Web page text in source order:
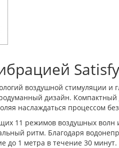
воздушной стимуляции и
дизайн.
наслаждаться процессом
11 режимов воздушных
ритм. Благодаря
до 1 метра в течение 30 минут.